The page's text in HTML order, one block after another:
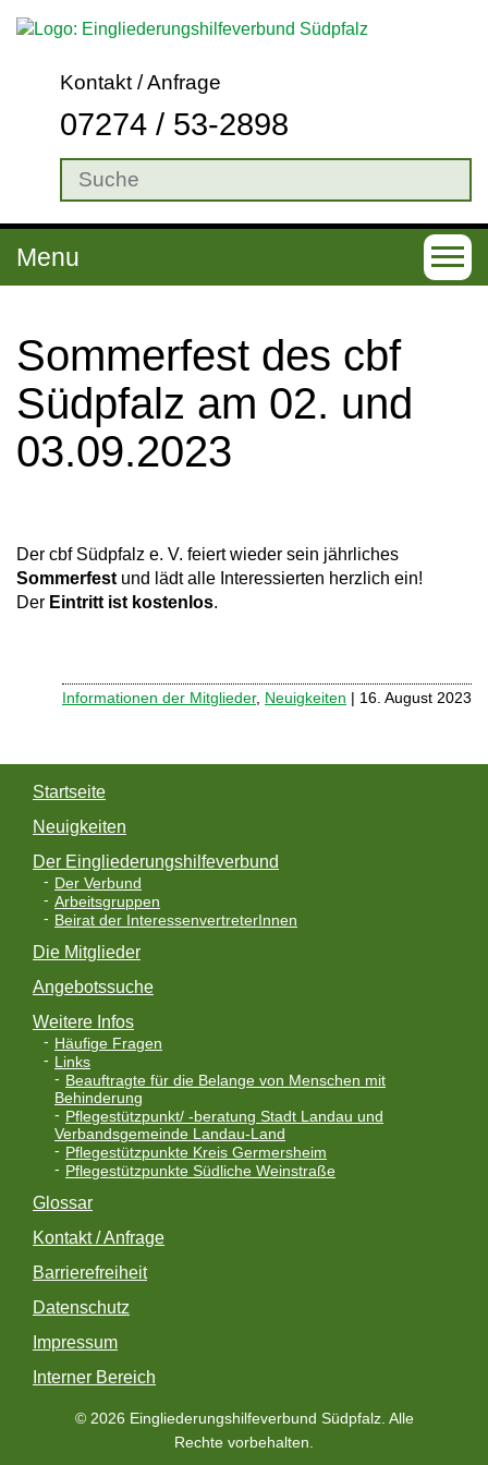
Kontakt / Anfrage
07274 / 53-2898
T
o
t
Menu
Som­mer­fest des cbf
Süd­pfalz am 02. und
03.09.2023
Der cbf Südpfalz e. V. feiert wieder sein jährliches
Sommerfest und lädt alle Interessierten herzlich ein!
Der Eintritt ist kostenlos.
Informationen der Mitglieder, Neuigkeiten | 16. August 2023
Startseite
Neuigkeiten
Der Eingliederungshilfeverbund
Der Verbund
Arbeitsgruppen
Beirat der InteressenvertreterInnen
Die Mitglieder
Angebotssuche
Weitere Infos
Häufige Fragen
Links
Beauftragte für die Belange von Menschen mit
Behinderung
Pflegestützpunkt/ -beratung Stadt Landau und
Verbandsgemeinde Landau-Land
Pflegestützpunkte Kreis Germersheim
Pflegestützpunkte Südliche Weinstraße
Glossar
Kontakt / Anfrage
Barrierefreiheit
Datenschutz
Impressum
Interner Bereich
© 2026 Eingliederungshilfeverbund Südpfalz. Alle
Rechte vorbehalten.